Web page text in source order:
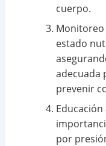
cuerpo.
Monitoreo
estado
adecuada
prevenir
por